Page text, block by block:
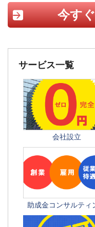
今す
サービス一覧
会社設立
助成金コンサルティ